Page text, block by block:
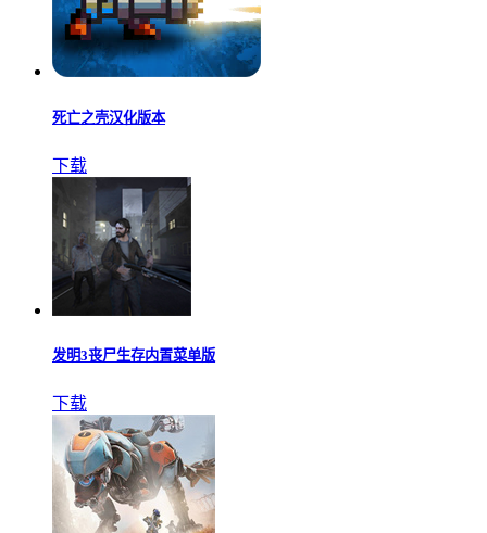
死亡之壳汉化版本
下载
发明3丧尸生存内置菜单版
下载